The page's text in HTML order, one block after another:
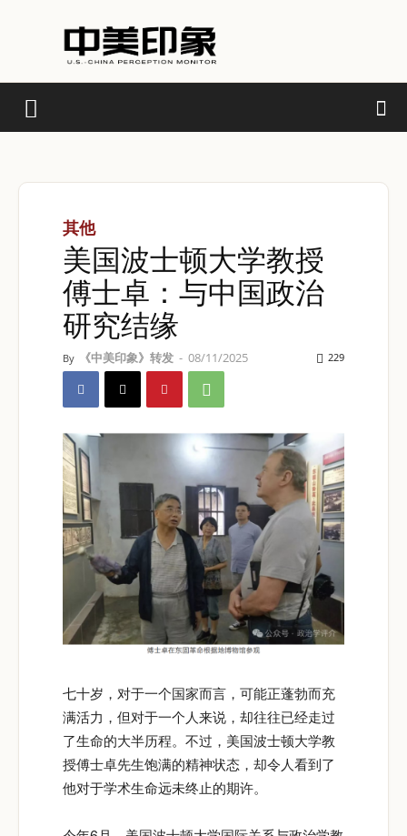
其他
美国波士顿大学教授
傅士卓：与中国政治
研究结缘
By 《中美印象》转发 - 08/11/2025 229
七十岁，对于一个国家而言，可能正蓬勃而充
满活力，但对于一个人来说，却往往已经走过
了生命的大半历程。不过，美国波士顿大学教
授傅士卓先生饱满的精神状态，却令人看到了
他对于学术生命远未终止的期许。